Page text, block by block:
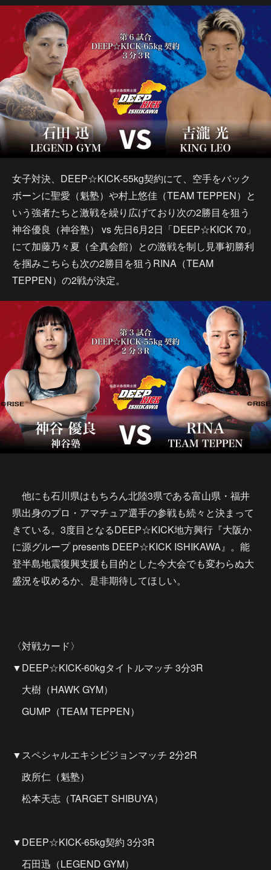
女子対決、DEEP☆KICK-55kg契約にて、空手をバック
ボーンに聖愛（魁塾）や村上悠佳（TEAM TEPPEN）と
いう強者たちと激戦を繰り広げており次の2勝目を狙う
神谷優良（神谷塾） vs 先日6月2日「DEEP☆KICK 70」
にて加藤乃々夏（全真会館）との激戦を制し見事初勝利
を掴みこちらも次の2勝目を狙うRINA（TEAM
TEPPEN）の2戦が決定。
他にも石川県はもちろん北陸3県である富山県・福井
県出身のプロ・アマチュア選手の参戦も続々と決まって
きている。3度目となるDEEP☆KICK地方興行『大阪か
に源グループ presents DEEP☆KICK ISHIKAWA』。能
登半島地震復興支援も目的とした今大会でも変わらぬ大
盛況を収めるか、是非期待してほしい。
〈対戦カード〉
▼DEEP☆KICK-60kgタイトルマッチ 3分3R
大樹（HAWK GYM）
GUMP（TEAM TEPPEN）
▼スペシャルエキシビジョンマッチ 2分2R
政所仁（魁塾）
松本天志（TARGET SHIBUYA）
▼DEEP☆KICK-65kg契約 3分3R
石田迅（LEGEND GYM）